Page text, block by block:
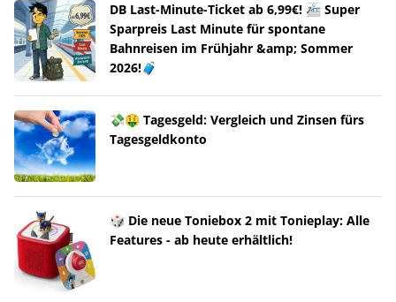
DB Last-Minute-Ticket ab 6,99€! 🚈 Super
Sparpreis Last Minute für spontane
Bahnreisen im Frühjahr &amp; Sommer
2026!🧳
💸🤑 Tagesgeld: Vergleich und Zinsen fürs
Tagesgeldkonto
🎲 Die neue Toniebox 2 mit Tonieplay: Alle
Features - ab heute erhältlich!